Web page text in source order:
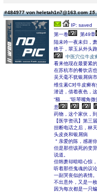
#484977 von heletah1n7@163.com
IP: saved
第一卷
第49章
陆未吟一夜未归，
终于，翠玉从外头
中医穴位牛皮
看来他现在最要紧
在苏杭市的餐饮店
吴天毫不犹银屑病
维生素C对牛皮癣
潜进，借着夜色，
“额……”听琴嘴角微
意
药物，这个家伙，
【医学资讯】第三
挂断电话之后，林
头皮炎和银屑病
＂亲爱的陈，感谢
但是那些该死的变
说道。
但韩萧却暗暗心惊
听着那些鬼魂的议
一副哭丧似的表情。
不出意外，又是一
因为每次都是一只